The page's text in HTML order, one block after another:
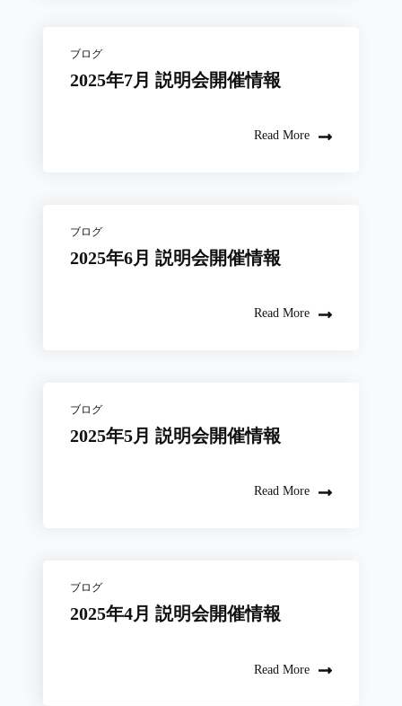
ブログ
2025年7月 説明会開催情報
Read More
ブログ
2025年6月 説明会開催情報
Read More
ブログ
2025年5月 説明会開催情報
Read More
ブログ
2025年4月 説明会開催情報
Read More